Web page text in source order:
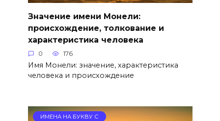
Значение имени Монели:
происхождение, толкование и
характеристика человека
0 176
Имя Монели: значение, характеристика
человека и происхождение
ИМЕНА НА БУКВУ С